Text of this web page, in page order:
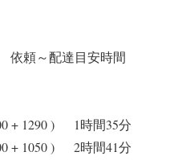
頼～配達目安時間
+ 1290 ) 1時間35分
+ 1050 ) 2時間41分